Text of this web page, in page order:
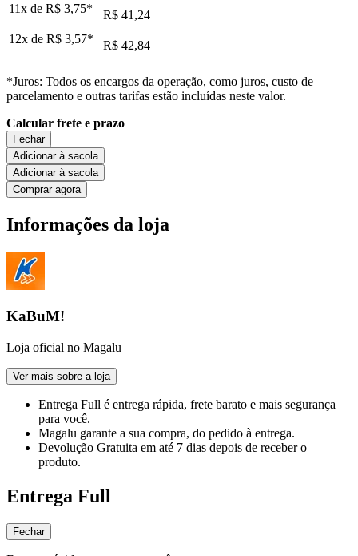
11x de R$ 3,75*
R$ 41,24
12x de R$ 3,57* R$ 42,84
*Juros: Todos os encargos da operação, como juros, custo de
parcelamento e outras tarifas estão incluídas neste valor.
Calcular frete e prazo
Fechar
Adicionar à sacola
Adicionar à sacola
Comprar agora
Informações da loja
KaBuM!
Loja oficial no Magalu
Ver mais sobre a loja
Entrega Full é entrega rápida, frete barato e mais segurança
para você.
Magalu garante a sua compra, do pedido à entrega.
Devolução Gratuita em até 7 dias depois de receber o
produto.
Entrega Full
Fechar